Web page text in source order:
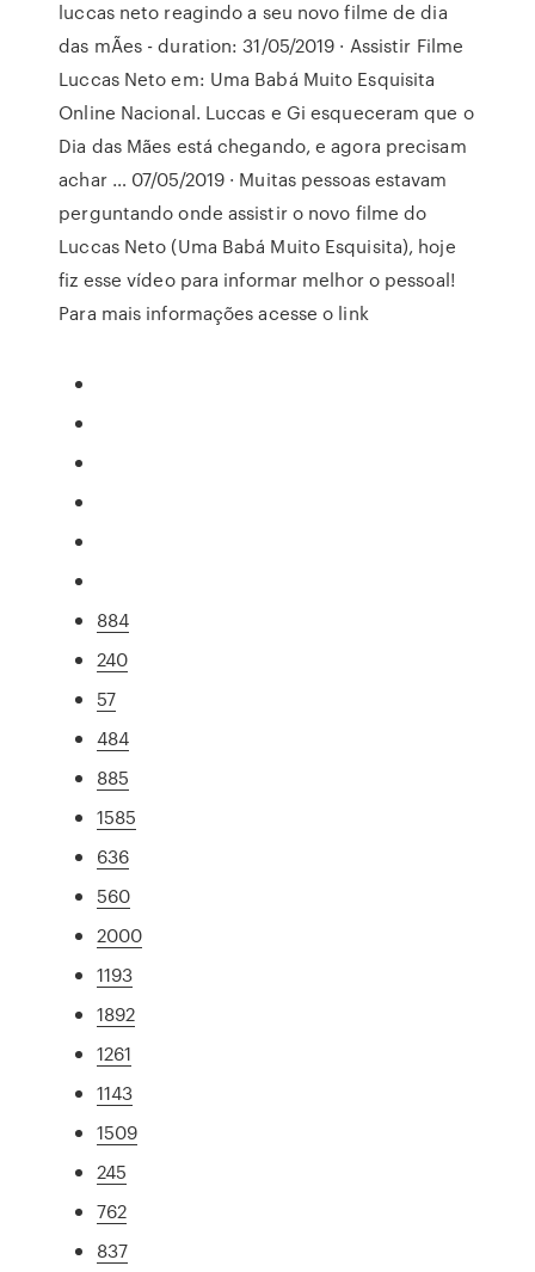
luccas neto reagindo a seu novo filme de dia
das mÃes - duration: 31/05/2019 · Assistir Filme
Luccas Neto em: Uma Babá Muito Esquisita
Online Nacional. Luccas e Gi esqueceram que o
Dia das Mães está chegando, e agora precisam
achar … 07/05/2019 · Muitas pessoas estavam
perguntando onde assistir o novo filme do
Luccas Neto (Uma Babá Muito Esquisita), hoje
fiz esse vídeo para informar melhor o pessoal!
Para mais informações acesse o link
884
240
57
484
885
1585
636
560
2000
1193
1892
1261
1143
1509
245
762
837